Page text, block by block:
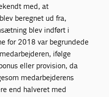
med, at
beregnet ud fra,
blev indført i
for 2018 var begrundede
ifølge
eller provision, da
medarbejderens
end halveret med